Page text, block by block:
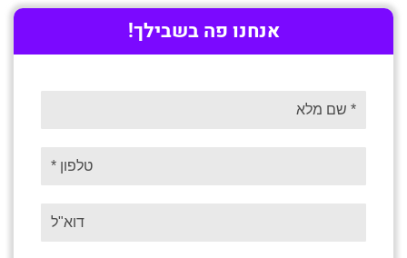
אנחנו פה בשבילך!